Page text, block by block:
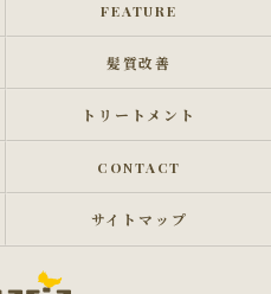
FEATURE
髪質改善
トリートメント
CONTACT
サイトマップ